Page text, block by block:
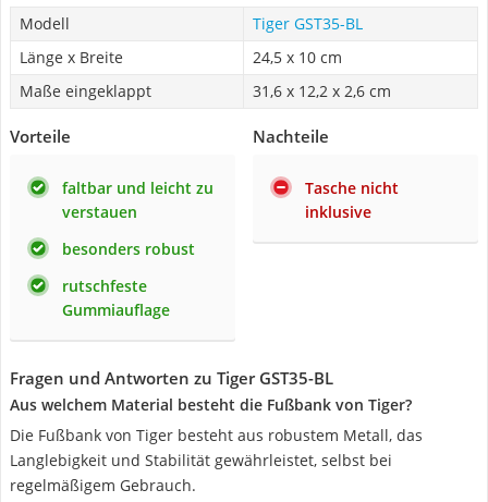
Modell
Tiger GST35-BL
Länge x Breite
24,5 x 10 cm
Maße eingeklappt
31,6 x 12,2 x 2,6 cm
Vorteile
faltbar und leicht zu
verstauen
besonders robust
rutschfeste
Gummiauflage
Nachteile
Tasche nicht
inklusive
Fragen und Antworten zu Tiger GST35-BL
Aus welchem Material besteht die Fußbank von Tiger?
Die Fußbank von Tiger besteht aus robustem Metall, das
Langlebigkeit und Stabilität gewährleistet, selbst bei
regelmäßigem Gebrauch.